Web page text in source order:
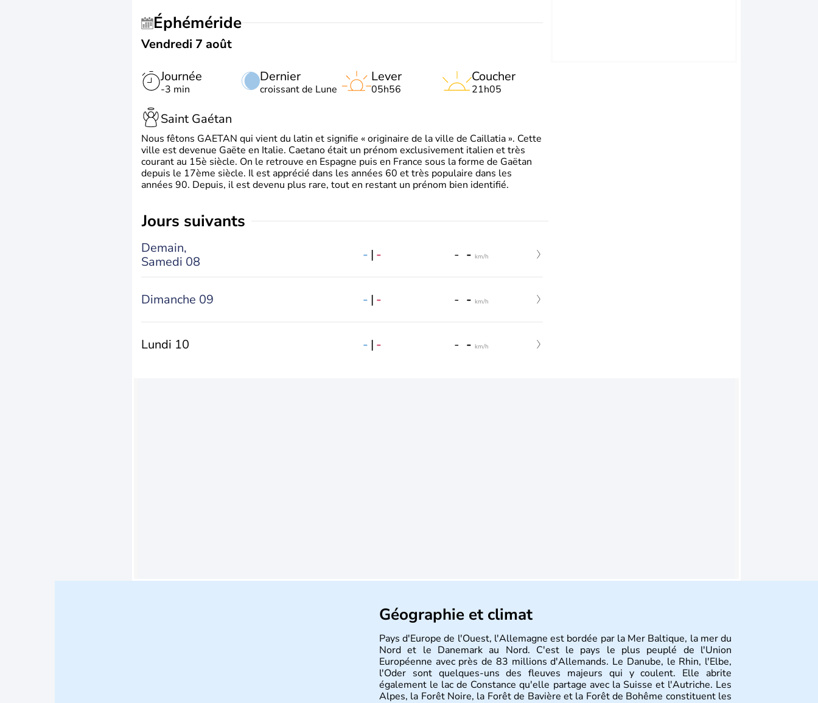
Éphéméride
Vendredi 7 août
Journée
-3 min
Dernier
croissant de Lune
Lever
05h56
Coucher
21h05
Saint Gaétan
Nous fêtons GAETAN qui vient du latin et signifie « originaire de la ville de Caillatia ». Cette
ville est devenue Gaëte en Italie. Caetano était un prénom exclusivement italien et très
courant au 15è siècle. On le retrouve en Espagne puis en France sous la forme de Gaëtan
depuis le 17ème siècle. Il est apprécié dans les années 60 et très populaire dans les
années 90. Depuis, il est devenu plus rare, tout en restant un prénom bien identifié.
jours suivants
Demain,
Samedi 08
- | - - - km/h
Dimanche 09 - | - - - km/h
Lundi 10 - | - - - km/h
Géographie et climat
Pays d'Europe de l'Ouest, l'Allemagne est bordée par la Mer Baltique, la mer du
Nord et le Danemark au Nord. C'est le pays le plus peuplé de l'Union
Européenne avec près de 83 millions d'Allemands. Le Danube, le Rhin, l'Elbe,
l'Oder sont quelques-uns des fleuves majeurs qui y coulent. Elle abrite
également le lac de Constance qu'elle partage avec la Suisse et l'Autriche. Les
Alpes, la Forêt Noire, la Forêt de Bavière et la Forêt de Bohême constituent les